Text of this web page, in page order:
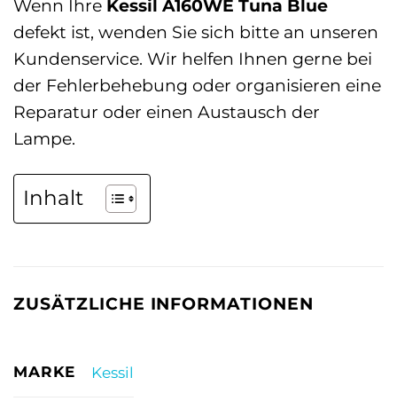
Wenn Ihre Kessil A160WE Tuna Blue
defekt ist, wenden Sie sich bitte an unseren
Kundenservice. Wir helfen Ihnen gerne bei
der Fehlerbehebung oder organisieren eine
Reparatur oder einen Austausch der
Lampe.
Inhalt
ZUSÄTZLICHE INFORMATIONEN
MARKE Kessil